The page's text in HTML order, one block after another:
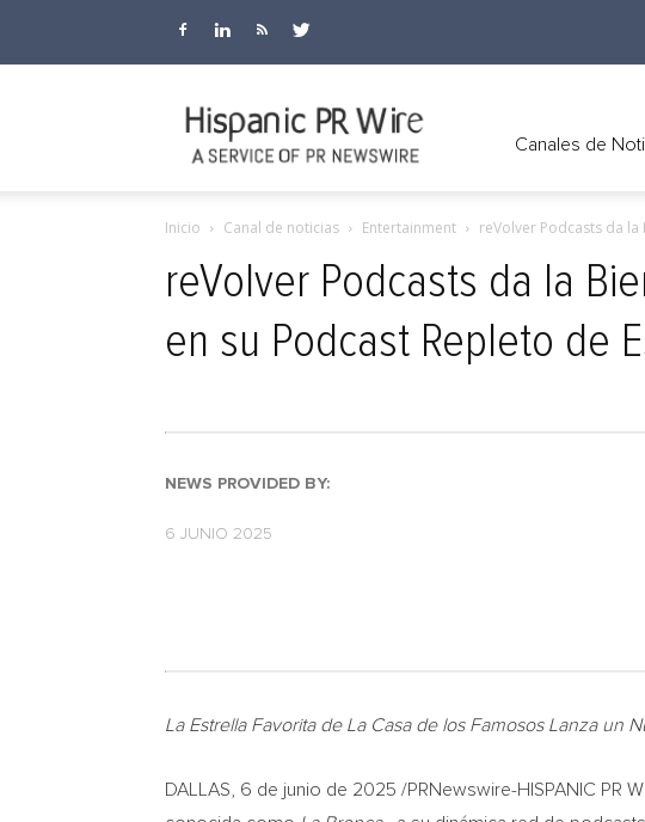
Canales de
Inicio Canal de noticias Entertainment reVolver Podcasts da la
reVolver Podcasts da la
en su Podcast Repleto de
NEWS PROVIDED BY:
6 JUNIO 2025
La Estrella Favorita de La Casa delos Famosos Lanza un
DALLAS 6 de junio de 2025 /PRNewswire-HISPANIC PR